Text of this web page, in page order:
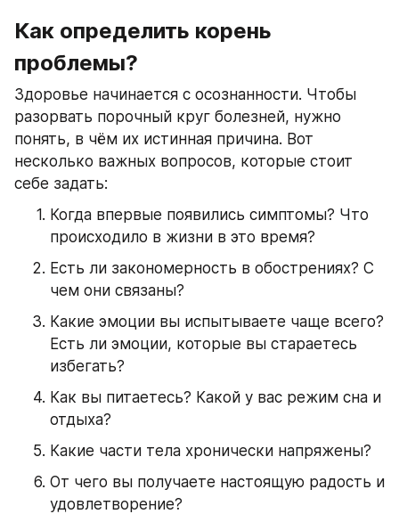
Как определить корень
проблемы?
Здоровье начинается с осознанности. Чтобы
разорвать порочный круг болезней, нужно
понять, в чём их истинная причина. Вот
несколько важных вопросов, которые стоит
себе задать:
Когда впервые появились симптомы? Что
происходило в жизни в это время?
Есть ли закономерность в обострениях? С
чем они связаны?
Какие эмоции вы испытываете чаще всего?
Есть ли эмоции, которые вы стараетесь
избегать?
Как вы питаетесь? Какой у вас режим сна и
отдыха?
Какие части тела хронически напряжены?
От чего вы получаете настоящую радость и
удовлетворение?